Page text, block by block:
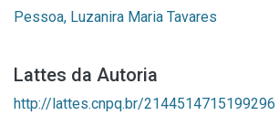
Pessoa, Luzanira Maria Tavares
Lattes da Autoria
http://lattes.cnpq.br/2144514715199296